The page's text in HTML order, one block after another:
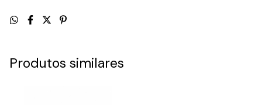
Produtos similares